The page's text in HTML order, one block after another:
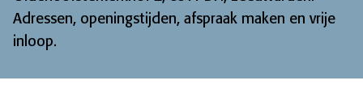
Adressen, openingstijden, afspraak maken en vrije
inloop.